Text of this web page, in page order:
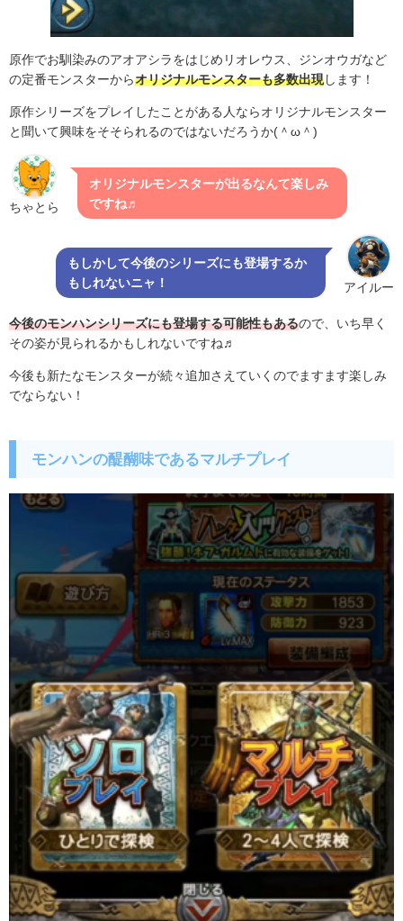
原作でお馴染みのアオアシラをはじめリオレウス、ジンオウガなど
の定番モンスターからオリジナルモンスターも多数出現します！
原作シリーズをプレイしたことがある人ならオリジナルモンスター
と聞いて興味をそそられるのではないだろうか(＾ω＾)
ちゃとら
オリジナルモンスターが出るなんて楽しみ
ですね♬
アイルー
もしかして今後のシリーズにも登場するか
もしれないニャ！
今後のモンハンシリーズにも登場する可能性もあるので、いち早く
その姿が見られるかもしれないですね♬
今後も新たなモンスターが続々追加さえていくのでますます楽しみ
でならない！
モンハンの醍醐味であるマルチプレイ